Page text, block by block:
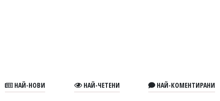
НАЙ-НОВИ НАЙ-ЧЕТЕНИ НАЙ-КОМЕНТИРАНИ